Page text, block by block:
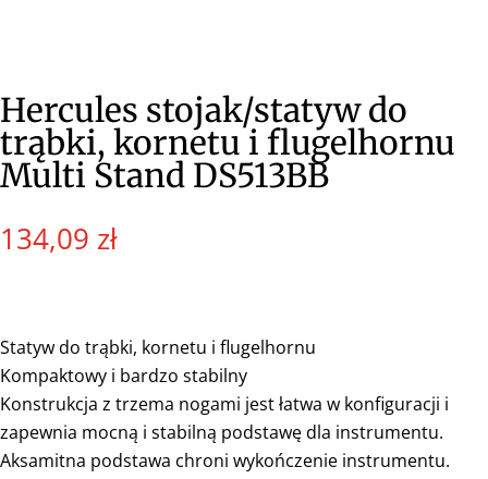
Hercules stojak/statyw do
trąbki, kornetu i flugelhornu
Multi Stand DS513BB
134,09 zł
Statyw do trąbki, kornetu i flugelhornu
Kompaktowy i bardzo stabilny
Konstrukcja z trzema nogami jest łatwa w konfiguracji i
zapewnia mocną i stabilną podstawę dla instrumentu.
Aksamitna podstawa chroni wykończenie instrumentu.